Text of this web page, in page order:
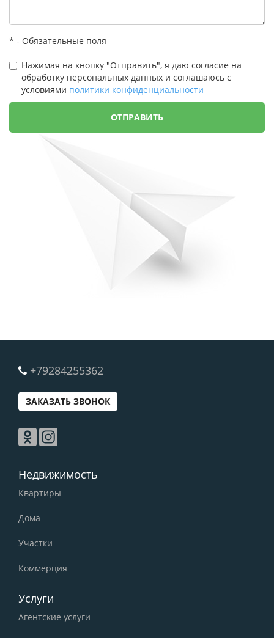
* - Обязательные поля
Нажимая на кнопку "Отправить", я даю согласие на
обработку персональных данных и соглашаюсь с
условиями политики конфиденциальности
ОТПРАВИТЬ
+79284255362
ЗАКАЗАТЬ ЗВОНОК
Недвижимость
Квартиры
Дома
Участки
Коммерция
Услуги
Агентские услуги